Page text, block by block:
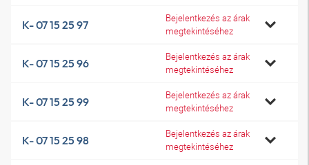
K- 07 15 25 97
Bejelentkezés az árak
megtekintéséhez
K- 07 15 25 96
Bejelentkezés az árak
megtekintéséhez
K- 07 15 25 99
Bejelentkezés az árak
megtekintéséhez
K- 07 15 25 98
Bejelentkezés az árak
megtekintéséhez